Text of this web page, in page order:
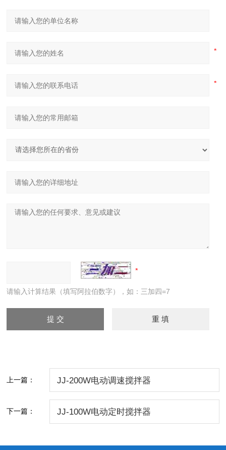
请输入计算结果（填写阿拉伯数字），如：三加四=7
上一篇： JJ-200W电动调速搅拌器
下一篇： JJ-100W电动定时搅拌器